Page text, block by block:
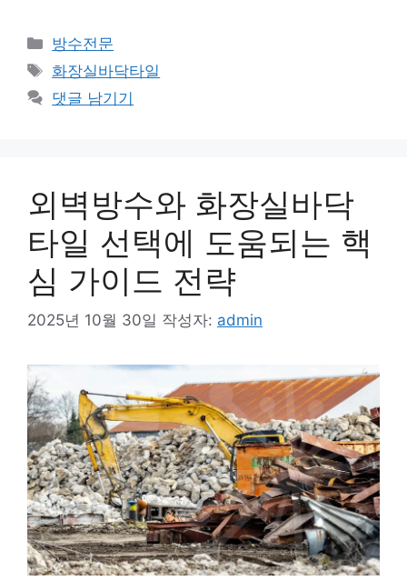
카
테
고
리
방수전문
태
그
화장실바닥타일
댓글 남기기
외벽방수와 화장실바닥
타일 선택에 도움되는 핵
심 가이드 전략
2025년 10월 30일 작성자: admin